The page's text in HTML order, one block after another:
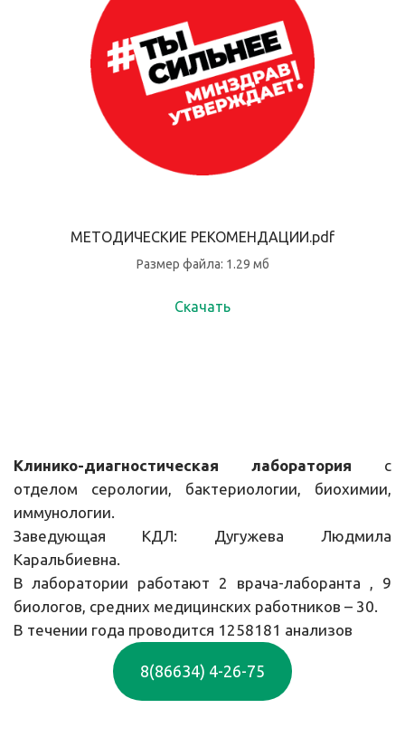
МЕТОДИЧЕСКИЕ РЕКОМЕНДАЦИИ.pdf
Размер файла: 1.29 мб
Скачать
Клинико-диагностическая лаборатория с
отделом серологии, бактериологии, биохимии,
иммунологии.
Заведующая КДЛ: Дугужева Людмила
Каральбиевна.
В лаборатории работают 2 врача-лаборанта , 9
биологов, средних медицинских работников – 30.
В течении года проводится 1258181 анализов
8(86634) 4-26-75